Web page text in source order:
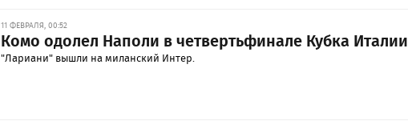
11 ФЕВРАЛЯ, 00:52
Комо одолел Наполи в четвертьфинале Кубка Италии
"Лариани" вышли на миланский Интер.